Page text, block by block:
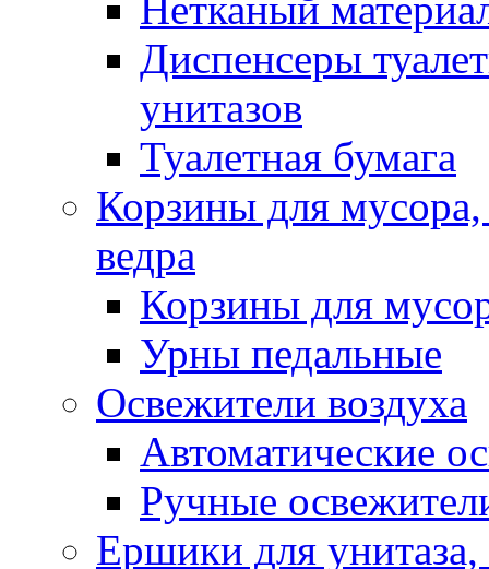
Диспенсеры
унитазов
Туалетная бумага
Корзины для
ведра
Корзины для
Урны педальные
Освежители воздуха
Автоматические
Ручные
Ершики для